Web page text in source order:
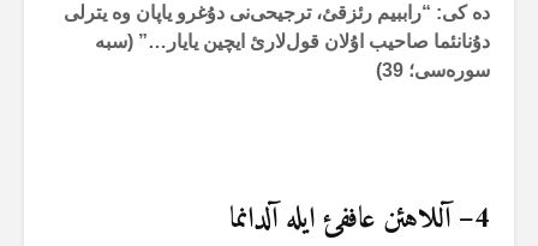
دە کی: “راببیم رئزقئ، ترجیحی‌نی دۇغرو یاپان وە یترلی
دۇنانئما صاحیب اۇلان قول‌لارئ ایچین یایار…” (سبە
سورەسی؛ 39)
4– آللاهئن عاففئ ایلە آلدانما